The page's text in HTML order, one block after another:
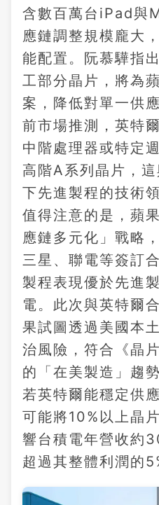
含數百萬台iPad與
應鏈調整規模龐大
能配置。阮慕驊指
工部分晶片，將為
案，降低對單一供
前市場推測，英特
中階處理器或特定
高階A系列晶片，
下先進製程的技術
值得注意的是，蘋
應鏈多元化」戰略
三星、聯電等簽訂
製程表現優於先進
電。此次與英特爾
果試圖透過美國本
治風險，符合《晶
的「在美製造」趨
若英特爾能穩定供
可能將10%以上晶
響台積電年營收約
超過其整體利潤的